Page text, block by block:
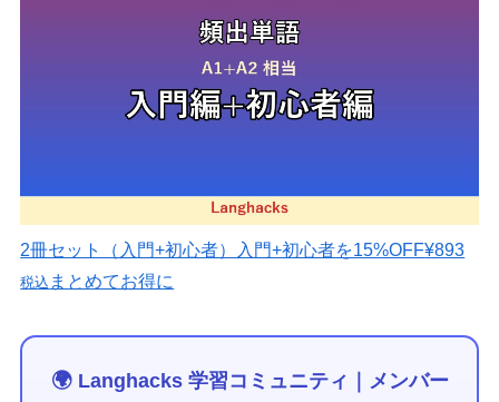
2冊セット（入門+初心者） 入門+初心者を15%OFF¥893
税込 まとめてお得に
🌍 Langhacks 学習コミュニティ｜メンバー